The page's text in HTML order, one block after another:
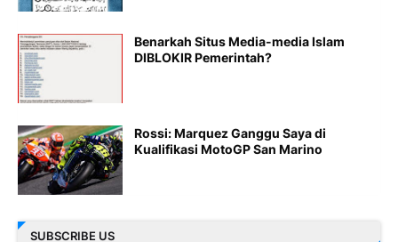
Benarkah Situs Media-media Islam
DIBLOKIR Pemerintah?
Rossi: Marquez Ganggu Saya di
Kualifikasi MotoGP San Marino
SUBSCRIBE US